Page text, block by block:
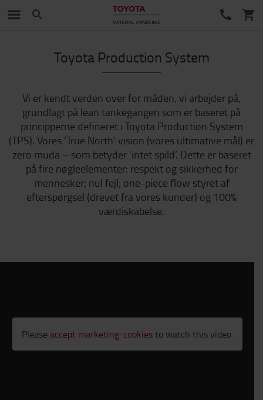
Toyota Production System
Vi er kendt verden over for måden, vi arbejder på,
grundlagt på lean tankegangen som er baseret på
principperne defineret i Toyota Production System
(TPS). Vores ‘True North’ vision (vores ultimative mål) er
zero muda – som betyder ’intet spild’. Dette er baseret
på fire nøgleelementer: respekt og sikkerhed for
mennesker; nul fejl; one-piece flow styret af
efterspørgsel (drevet fra vores kunder) og 100%
værdiskabelse.
Please accept marketing-cookiesto watch this video.